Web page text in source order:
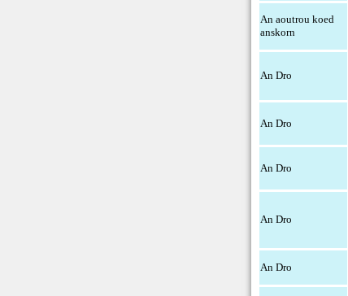
An aoutrou koed
anskorn
An Dro
An Dro
An Dro
An Dro
An Dro